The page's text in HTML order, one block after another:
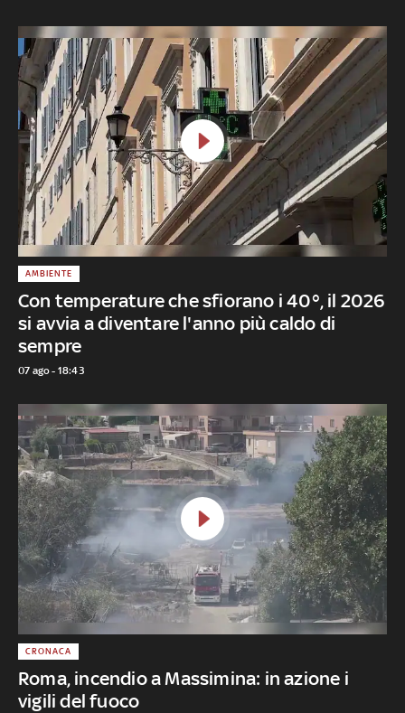
Con temperature che sfiorano i 40°, il 2026
si avvia a diventare l'anno più caldo di
sempre
AMBIENTE
07 ago - 18:43
Roma, incendio a Massimina: in azione i
vigili del fuoco
CRONACA